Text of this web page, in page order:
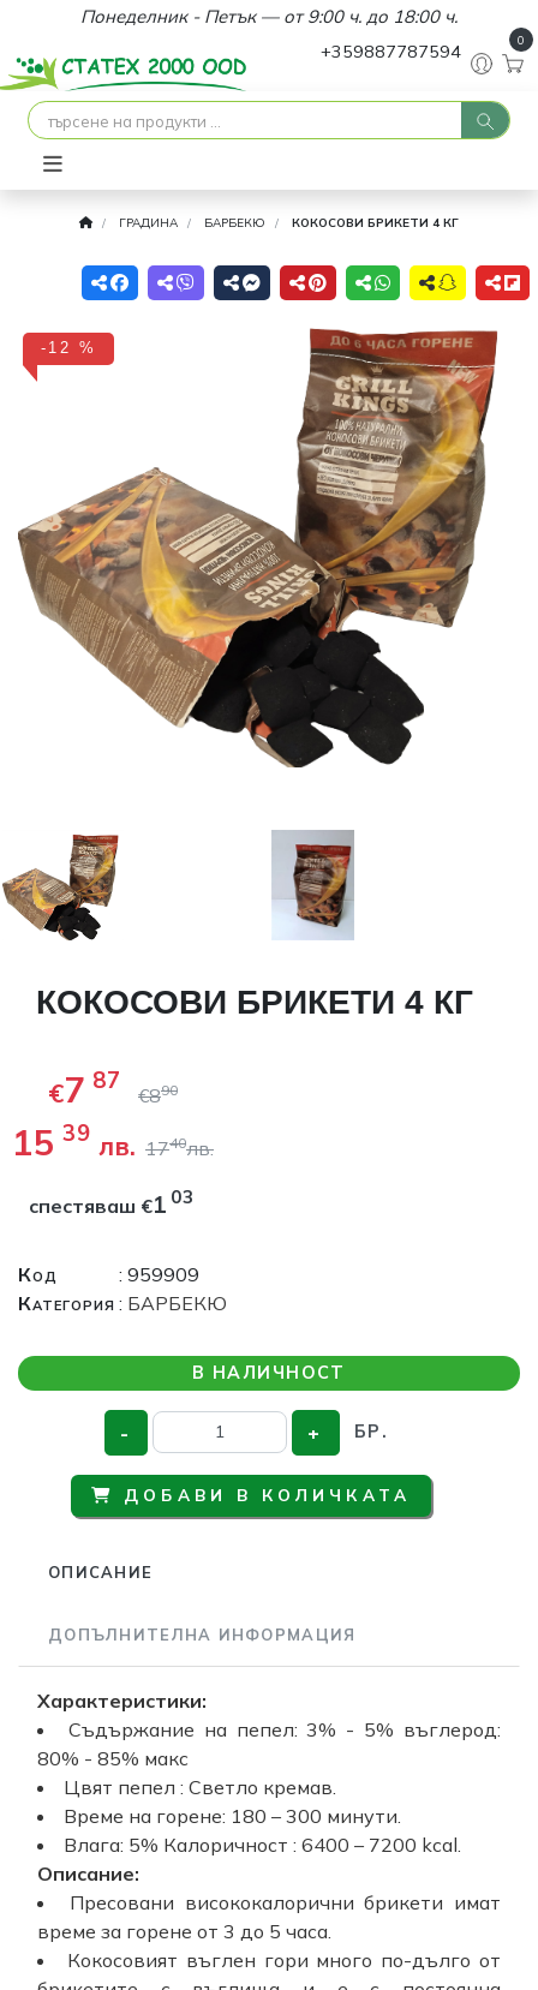
Понеделник - Петък — от 9:00 ч. до 18:00 ч.
+359887787594
0
ГРАДИНА БАРБЕКЮ КОКОСОВИ БРИКЕТИ 4 КГ
-12 %
КОКОСОВИ БРИКЕТИ 4 КГ
€7 87
€890
15 39 лв. 1740лв.
спестяваш €1 03
Код
: 959909
Категория : БАРБЕКЮ
В НАЛИЧНОСТ
- + БР.
ДОБАВИ В КОЛИЧКАТА
ОПИСАНИЕ
ДОПЪЛНИТЕЛНА ИНФОРМАЦИЯ
Характеристики:
Съдържание на пепел: 3% - 5% въглерод:
80% - 85% макс
Цвят пепел : Светло кремав.
Време на горене: 180 – 300 минути.
Влага: 5% Калоричност : 6400 – 7200 kcal.
Описание:
Пресовани висококалорични брикети имат
време за горене от 3 до 5 часа.
Кокосовият въглен гори много по-дълго от